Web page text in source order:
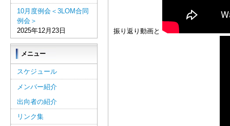
振り返り動画と
10月度例会＜3LOM合同
例会＞
2025年12月23日
メニュー
スケジュール
メンバー紹介
出向者の紹介
リンク集